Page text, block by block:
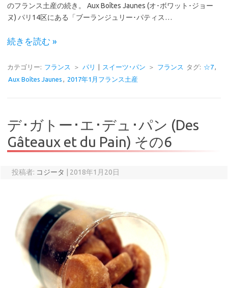
のフランス土産の続き。 Aux Boîtes Jaunes (オ･ボワット･ジョー
ヌ) パリ14区にある「ブーランジュリー･パティス…
続きを読む »
カテゴリー: フランス ＞ パリ スイーツ･パン ＞ フランス タグ: ☆7,
Aux Boîtes Jaunes , 2017年1月フランス土産
デ･ガトー･エ･デュ･パン (Des
Gâteaux et du Pain) その6
投稿者: コジータ 2018年1月20日